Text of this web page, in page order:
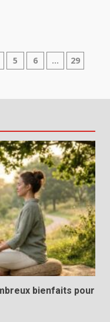
5 6 …
29
bienfaits pour